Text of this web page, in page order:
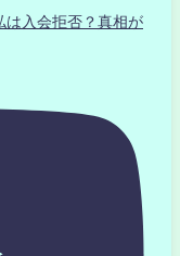
入会拒否？真相が